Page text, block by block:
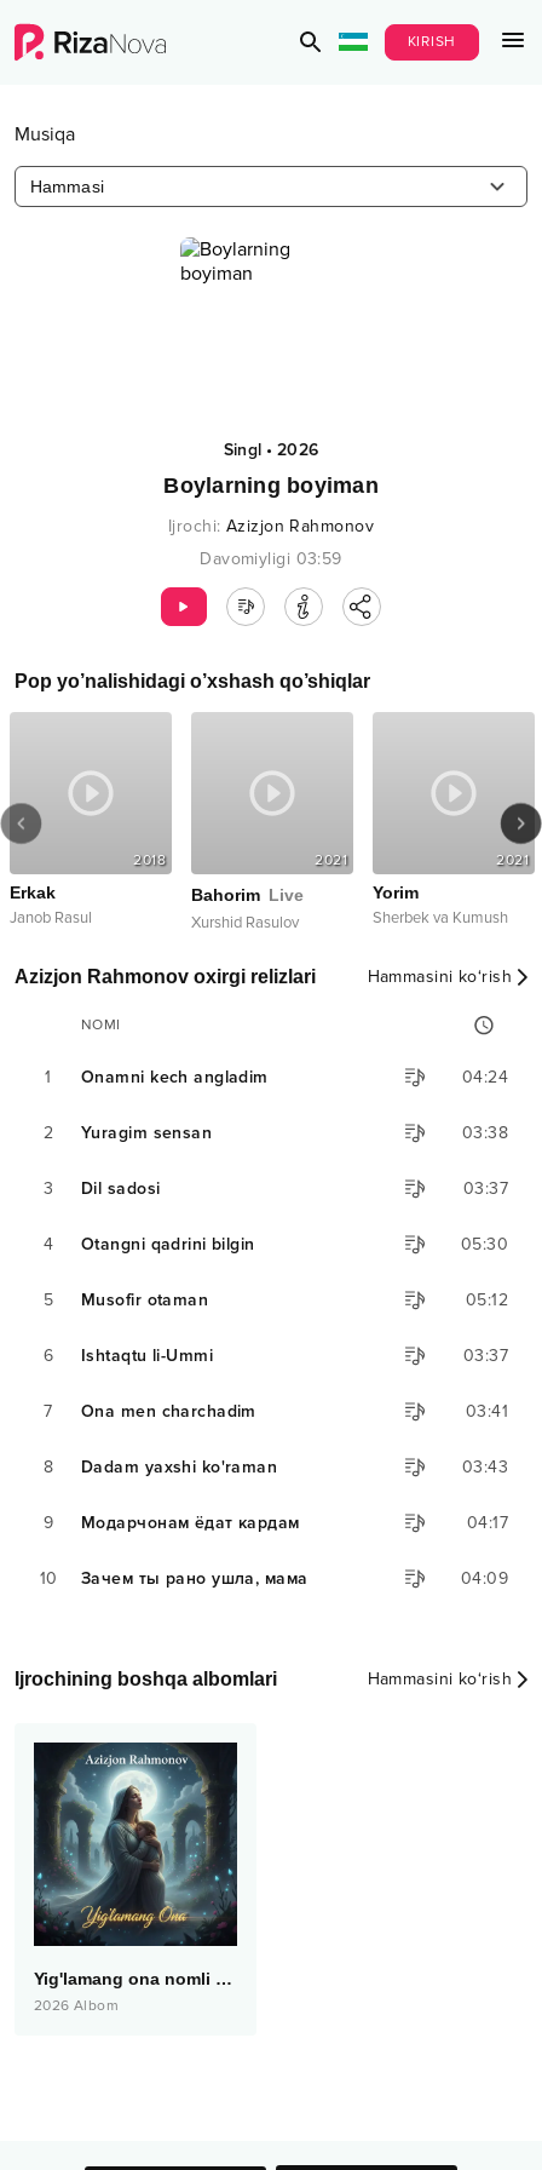
KIRISH
Musiqa
Hammasi
Singl•2026
Boylarning boyiman
Ijrochi: Azizjon Rahmonov
Davomiyligi 03:59
Pop yo’nalishidagi o’xshash qo’shiqlar
2018
Erkak
Janob Rasul
2021
Bahorim Live
Xurshid Rasulov
2021
Yorim
Sherbek va Kumush
Azizjon Rahmonov oxirgi relizlari Hammasini ko‘rish
NOMI
1 Onamni kech angladim 04:24
2 Yuragim sensan 03:38
3 Dil sadosi 03:37
4 Otangni qadrini bilgin 05:30
5 Musofir otaman 05:12
6 Ishtaqtu li-Ummi 03:37
7 Ona men charchadim 03:41
8 Dadam yaxshi ko'raman 03:43
9 Модарчонам ёдат кардам 04:17
10 Зачем ты рано ушла, мама 04:09
Ijrochining boshqa albomlari Hammasini ko‘rish
Yig'lamang ona nomli albom dasturi
2026 Albom